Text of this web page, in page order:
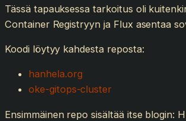
Tässä tapauksessa tarkoitus oli
Container Registryyn ja Flux asentaa
Koodi löytyy kahdesta reposta:
hanhela.org
oke-gitops-cluster
Ensimmäinen repo sisältää itse blogin: